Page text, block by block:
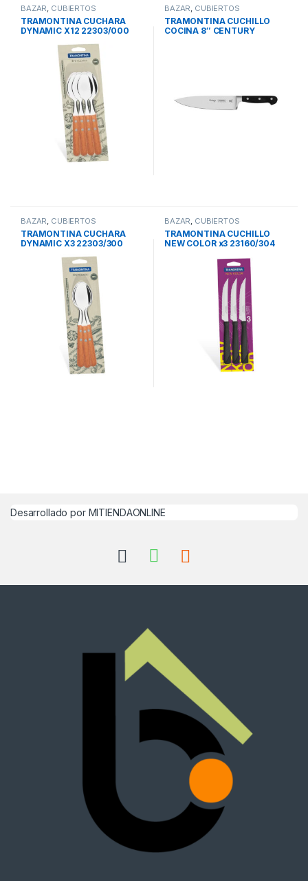
BAZAR, CUBIERTOS
TRAMONTINA CUCHARA
DYNAMIC X12 22303/000
BAZAR, CUBIERTOS
TRAMONTINA CUCHILLO
COCINA 8″ CENTURY
BAZAR, CUBIERTOS
TRAMONTINA CUCHARA
DYNAMIC X3 22303/300
BAZAR, CUBIERTOS
TRAMONTINA CUCHILLO
NEW COLOR x3 23160/304
Desarrollado por MITIENDAONLINE